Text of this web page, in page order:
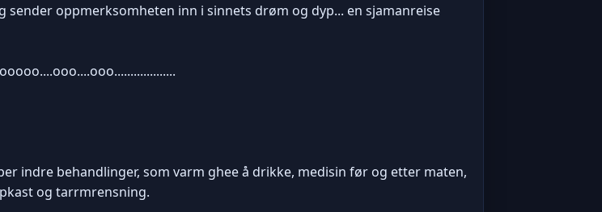
oppmerksomheten inn i sinnets drøm og dyp... en sjamanreise
indre behandlinger, som varm ghee å drikke, medisin før og etter maten,
og tarrmrensning.